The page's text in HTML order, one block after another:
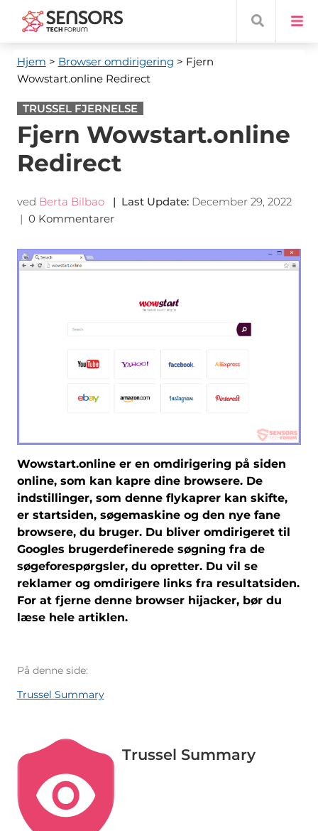
Hjem > Browser omdirigering > Fjern
Wowstart.online Redirect
TRUSSEL FJERNELSE
Fjern Wowstart.online
Redirect
ved Berta Bilbao | Last Update: December 29, 2022
| 0 Kommentarer
Wowstart.online er en omdirigering på siden
online, som kan kapre dine browsere. De
indstillinger, som denne flykaprer kan skifte,
er startsiden, søgemaskine og den nye fane
browsere, du bruger. Du bliver omdirigeret til
Googles brugerdefinerede søgning fra de
søgeforespørgsler, du opretter. Du vil se
reklamer og omdirigere links fra resultatsiden.
For at fjerne denne browser hijacker, bør du
læse hele artiklen.
På denne side:
Trussel Summary
Trussel Summary